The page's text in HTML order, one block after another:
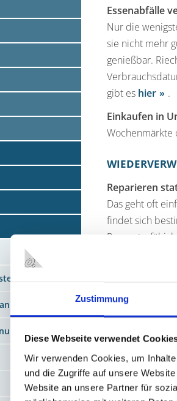
Zustimmung
Diese Webseite verwendet
Wir verwenden Cookies, um
und die Zugriffe auf unsere
Website an unsere Partner für
(KWP)
Essenabfälle
Nur die
sie nicht mehr
genießbar.
gibt es hier
.
Einkaufen in
Wochenmärkte
Reparieren
Das geht oft
findet sich
CDs, Bücher,
hat, können
Oder
den Verkauf
In Oberhausen
der
Alte Handys